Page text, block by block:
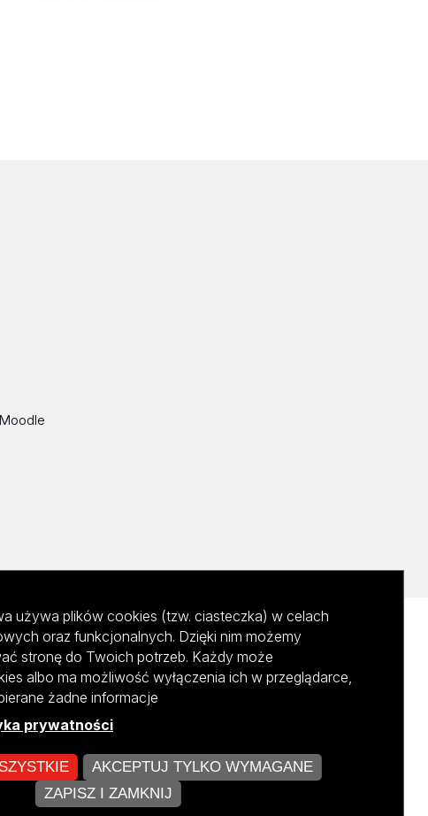
NCBR
używa plików cookies (tzw. ciasteczka) w celach
oraz funkcjonalnych. Dzięki nim możemy
stronę do Twoich potrzeb. Każdy może
albo ma możliwość wyłączenia ich w przeglądarce,
żadne informacje
prywatności
AKCEPTUJ TYLKO WYMAGANE
ZAPISZ I ZAMKNIJ
ZARZĄDZAJ COOKIES